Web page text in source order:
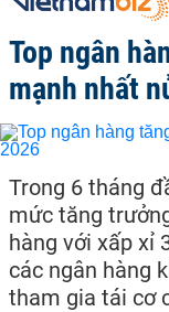
Top ngân
mạnh nhất
Trong 6 tháng
mức tăng
hàng với xấp xỉ
các ngân hàng
tham gia tái cơ